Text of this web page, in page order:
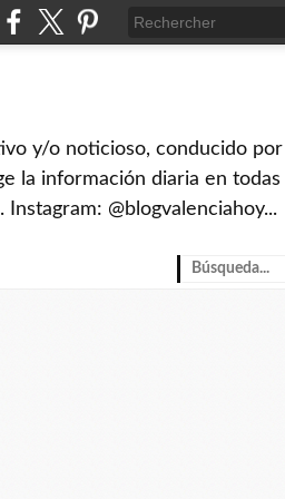
y/o noticioso, conducido por
la información diaria en todas
@blogvalenciahoy...